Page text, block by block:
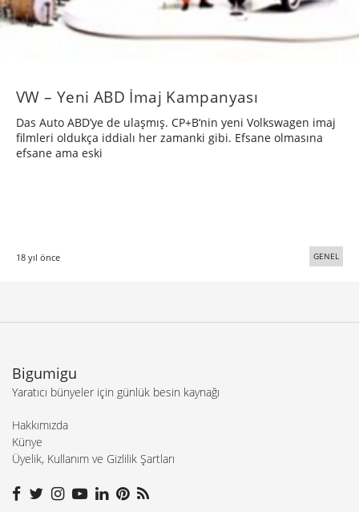
VW – Yeni ABD İmaj Kampanyası
Das Auto ABD’ye de ulaşmış. CP+B‘nin yeni Volkswagen imaj
filmleri oldukça iddialı her zamanki gibi. Efsane olmasına
efsane ama eski
18 yıl önce GENEL
Bigumigu
Yaratıcı bünyeler için günlük besin kaynağı
Hakkımızda
Künye
Üyelik, Kullanım ve Gizlilik Şartları